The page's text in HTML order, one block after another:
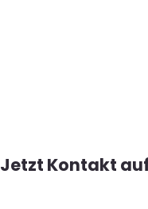
Jetzt Kontakt